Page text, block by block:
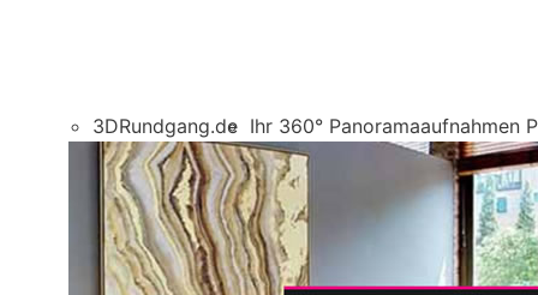
3DRundgang.de Ihr 360° Panoramaaufnahmen